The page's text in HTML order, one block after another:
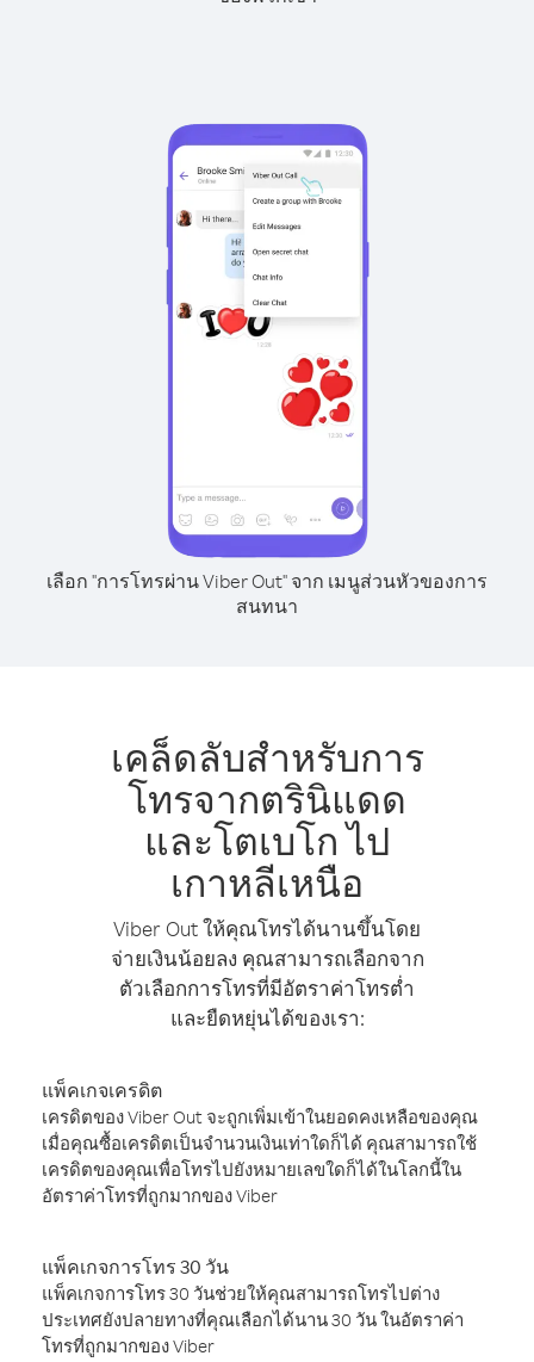
เลือก "การโทรผ่าน Viber Out" จาก เมนูส่วนหัวของการ
สนทนา
เคล็ดลับสำหรับการ
โทรจากตรินิแดด
และโตเบโก ไป
เกาหลีเหนือ
Viber Out ให้คุณโทรได้นานขึ้นโดย
จ่ายเงินน้อยลง คุณสามารถเลือกจาก
ตัวเลือกการโทรที่มีอัตราค่าโทรต่ำ
และยืดหยุ่นได้ของเรา:
แพ็คเกจเครดิต
เครดิตของ Viber Out จะถูกเพิ่มเข้าในยอดคงเหลือของคุณ
เมื่อคุณซื้อเครดิตเป็นจำนวนเงินเท่าใดก็ได้ คุณสามารถใช้
เครดิตของคุณเพื่อโทรไปยังหมายเลขใดก็ได้ในโลกนี้ใน
อัตราค่าโทรที่ถูกมากของ Viber
แพ็คเกจการโทร 30 วัน
แพ็คเกจการโทร 30 วันช่วยให้คุณสามารถโทรไปต่าง
ประเทศยังปลายทางที่คุณเลือกได้นาน 30 วัน ในอัตราค่า
โทรที่ถูกมากของ Viber